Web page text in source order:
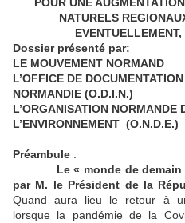
NATURELS
Dossier présenté par:
LE MOUVEMENT NORMAND
L’OFFICE DE
NORMANDIE (O.D.I.N.)
L’ORGANISATION NORMANDE
L’ENVIRONNEMENT (O.N.D.E.)
Préambule :
Le « monde de
par M. le Président de la
Quand aura lieu le retour à
lorsque la pandémie de la